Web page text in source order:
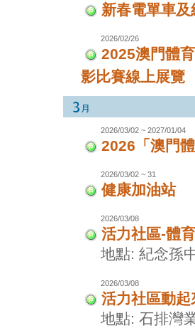
新春電單車
2026/02/26
2025澳門體
影比賽線上展覽
2026/03/02 ~ 2027/01/04
2026「澳門
2026/03/02 ~ 31
健康加油站
2026/03/08
活力社區-體
地點: 紀念孫
2026/03/08
活力社區動
地點: 石排灣